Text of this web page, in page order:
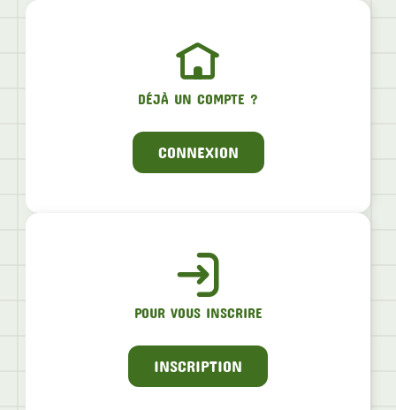
DÉJÀ UN COMPTE ?
CONNEXION
POUR VOUS INSCRIRE
INSCRIPTION